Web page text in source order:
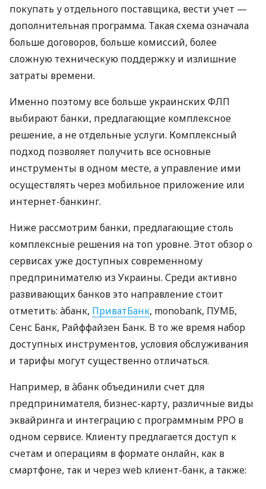
покупать у отдельного поставщика, вести учет —
дополнительная программа. Такая схема означала
больше договоров, больше комиссий, более
сложную техническую поддержку и излишние
затраты времени.
Именно поэтому все больше украинских ФЛП
выбирают банки, предлагающие комплексное
решение, а не отдельные услуги. Комплексный
подход позволяет получить все основные
инструменты в одном месте, а управление ими
осуществлять через мобильное приложение или
интернет-банкинг.
Ниже рассмотрим банки, предлагающие столь
комплексные решения на топ уровне. Этот обзор о
сервисах уже доступных современному
предпринимателю из Украины. Среди активно
развивающих банков это направление стоит
отметить: àбанк, ПриватБанк, monobank, ПУМБ,
Сенс Банк, Райффайзен Банк. В то же время набор
доступных инструментов, условия обслуживания
и тарифы могут существенно отличаться.
Например, в àбанк объединили счет для
предпринимателя, бизнес-карту, различные виды
эквайринга и интеграцию с программным РРО в
одном сервисе. Клиенту предлагается доступ к
счетам и операциям в формате онлайн, как в
смартфоне, так и через web клиент-банк, а также: